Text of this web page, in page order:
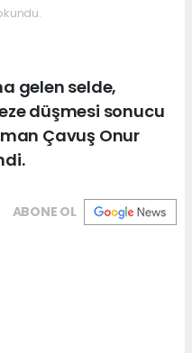
gelen selde,
düşmesi sonucu
Çavuş Onur
ABONE OL